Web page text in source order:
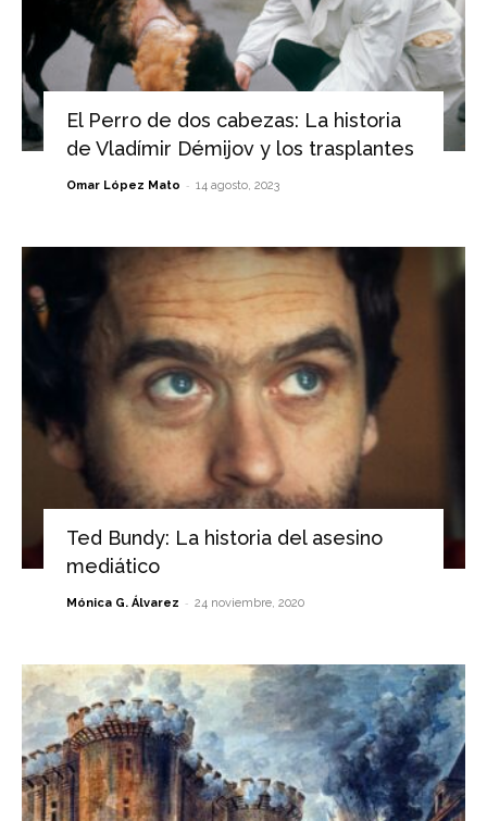
El Perro de dos cabezas: La historia
de Vladímir Démijov y los trasplantes
Omar López Mato - 14 agosto, 2023
Ted Bundy: La historia del asesino
mediático
Mónica G. Álvarez - 24 noviembre, 2020